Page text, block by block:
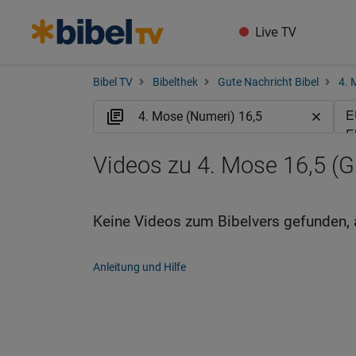
Live TV
Bibel TV Bibelthek Gute Nachricht Bibel 4.
Videos zu 4. Mose 16,5
Keine Videos zum Bibelvers
Anleitung und Hilfe